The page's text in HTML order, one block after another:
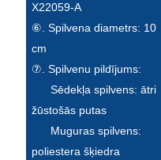
X22059-A
⑥. Spilvena diametrs: 10
cm
⑦. Spilvenu pildījums:
Sēdekļa spilvens: ātri
žūstošās putas
Muguras spilvens:
poliestera šķiedra